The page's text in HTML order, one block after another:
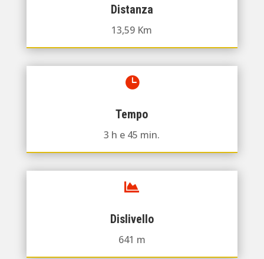
Distanza
13,59 Km

Tempo
3 h e 45 min.

Dislivello
641 m